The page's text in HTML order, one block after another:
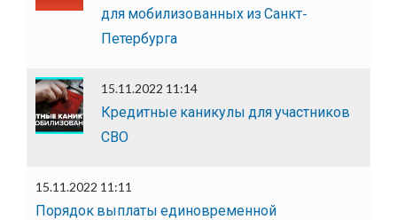
для мобилизованных из Санкт-
Петербурга
15.11.2022 11:14
Кредитные каникулы для участников
СВО
15.11.2022 11:11
Порядок выплаты единовременной